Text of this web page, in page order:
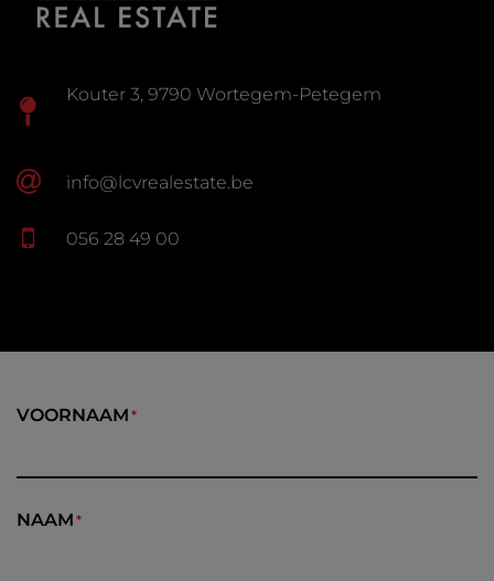
Kouter 3, 9790 Wortegem-Petegem
info@lcvrealestate.be
056 28 49 00
VOORNAAM
NAAM